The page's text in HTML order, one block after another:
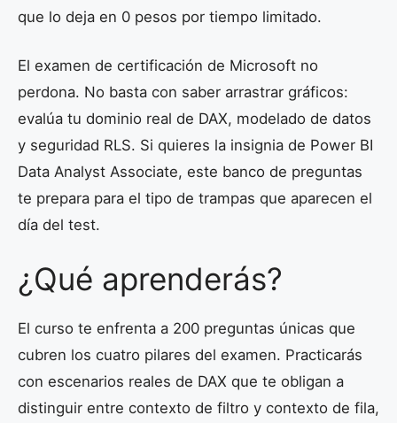
que lo deja en 0 pesos por tiempo limitado.
El examen de certificación de Microsoft no
perdona. No basta con saber arrastrar gráficos:
evalúa tu dominio real de DAX, modelado de datos
y seguridad RLS. Si quieres la insignia de Power BI
Data Analyst Associate, este banco de preguntas
te prepara para el tipo de trampas que aparecen el
día del test.
¿Qué aprenderás?
El curso te enfrenta a 200 preguntas únicas que
cubren los cuatro pilares del examen. Practicarás
con escenarios reales de DAX que te obligan a
distinguir entre contexto de filtro y contexto de fila,